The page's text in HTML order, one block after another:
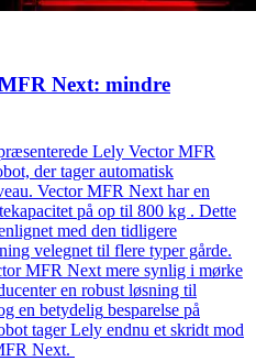
Next: mindre
Lely VectorMFR
der tager automatisk
. VectorMFR Next har en
på op til 800 kg . Dette
med den tidligere
velegnet til flere typergårde.
MFR Next mere synlig i mørke
en robust løsning til
en betydelig besparelse på
tager Lely endnu et skridt mod
Next.